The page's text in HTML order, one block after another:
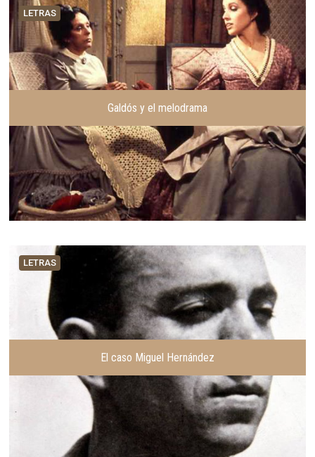
LETRAS
Galdós y el melodrama
LETRAS
El caso Miguel Hernández